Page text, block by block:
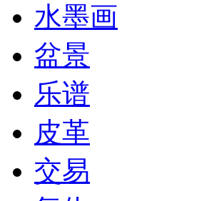
水墨画
盆景
乐谱
皮革
交易